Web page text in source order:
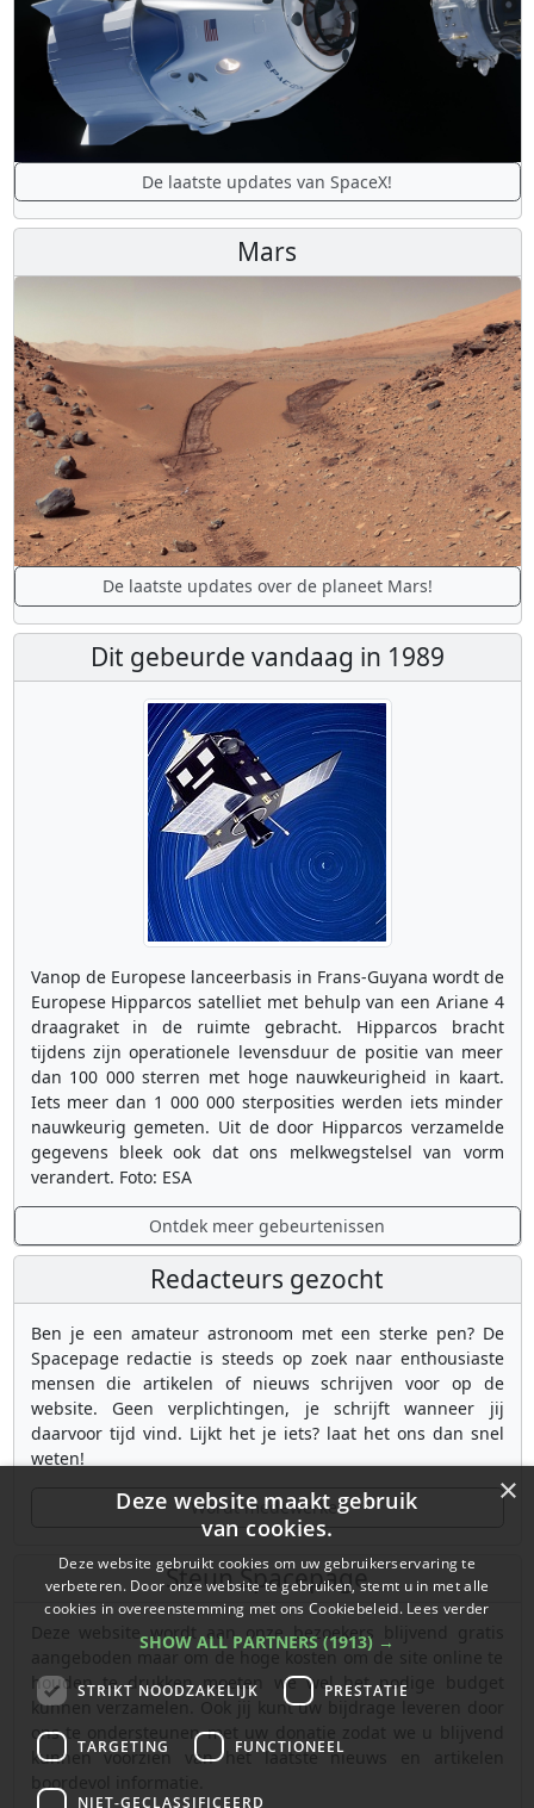
De laatste updates van SpaceX!
Mars
De laatste updates over de planeet Mars!
Dit gebeurde vandaag in 1989
Vanop de Europese lanceerbasis in Frans-Guyana wordt de
Europese Hipparcos satelliet met behulp van een Ariane 4
draagraket in de ruimte gebracht. Hipparcos bracht
tijdens zijn operationele levensduur de positie van meer
dan 100 000 sterren met hoge nauwkeurigheid in kaart.
Iets meer dan 1 000 000 sterposities werden iets minder
nauwkeurig gemeten. Uit de door Hipparcos verzamelde
gegevens bleek ook dat ons melkwegstelsel van vorm
verandert. Foto: ESA
Ontdek meer gebeurtenissen
Redacteurs gezocht
Ben je een amateur astronoom met een sterke pen? De
Spacepage redactie is steeds op zoek naar enthousiaste
mensen die artikelen of nieuws schrijven voor op de
website. Geen verplichtingen, je schrijft wanneer jij
daarvoor tijd vind. Lijkt het je iets? laat het ons dan snel
weten!
Wordt medewerker
Steun Spacepage
Deze website wordt aan onze bezoekers blijvend gratis
aangeboden maar om de hoge kosten om de site online te
houden te drukken moeten we wel het nodige budget
kunnen verzamelen. Ook jij kunt uw bijdrage leveren door
ons te ondersteunen met uw donatie zodat we u blijvend
kunnen voorzien van het laatste nieuws en artikelen
×
Deze website maakt gebruik
van cookies.
Deze website gebruikt cookies om uw gebruikerservaring te
verbeteren. Door onze website te gebruiken, stemt u in met alle
cookies in overeenstemming met ons Cookiebeleid. Lees verder
SHOW ALL PARTNERS (1913) →
STRIKT NOODZAKELIJK PRESTATIE
TARGETING FUNCTIONEEL
NIET-GECLASSIFICEERD